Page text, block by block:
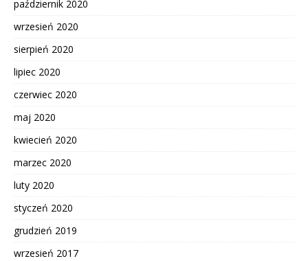
październik 2020
wrzesień 2020
sierpień 2020
lipiec 2020
czerwiec 2020
maj 2020
kwiecień 2020
marzec 2020
luty 2020
styczeń 2020
grudzień 2019
wrzesień 2017